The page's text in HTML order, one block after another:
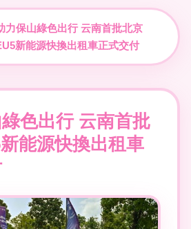
力保山綠色出行 云南首批北京
新能源快換出租車正式交付
色出行 云南首批
能源快換出租車